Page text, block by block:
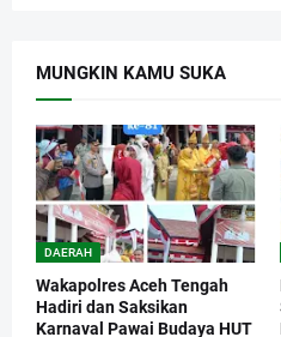
MUNGKIN KAMU SUKA
DAERAH
Wakapolres Aceh Tengah
Hadiri dan Saksikan
Karnaval Pawai Budaya HUT